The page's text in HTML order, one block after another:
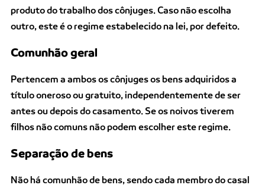
produto do trabalho dos cônjuges. Caso não escolha
outro, este é o regime estabelecido na lei, por defeito.
Comunhão geral
Pertencem a ambos os cônjuges os bens adquiridos a
título oneroso ou gratuito, independentemente de ser
antes ou depois do casamento. Se os noivos tiverem
filhos não comuns não podem escolher este regime.
Separação de bens
Não há comunhão de bens, sendo cada membro do casal